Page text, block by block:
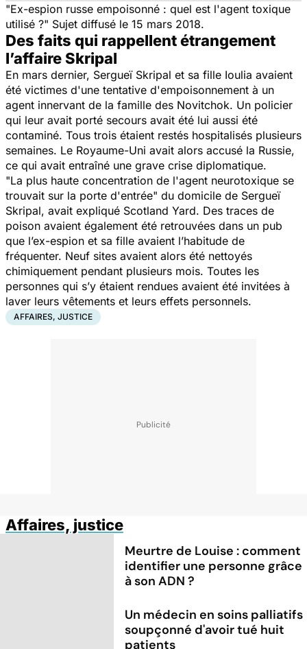
"Ex-espion russe empoisonné : quel est l'agent toxique
utilisé ?" Sujet diffusé le 15 mars 2018.
Des faits qui rappellent étrangement
l’affaire Skripal
En mars dernier, Sergueï Skripal et sa fille Ioulia avaient
été victimes d'une tentative d'empoisonnement à un
agent innervant de la famille des Novitchok. Un policier
qui leur avait porté secours avait été lui aussi été
contaminé. Tous trois étaient restés hospitalisés plusieurs
semaines. Le Royaume-Uni avait alors accusé la Russie,
ce qui avait entraîné une grave crise diplomatique.
"La plus haute concentration de l'agent neurotoxique se
trouvait sur la porte d'entrée" du domicile de Sergueï
Skripal, avait expliqué Scotland Yard. Des traces de
poison avaient également été retrouvées dans un pub
que l’ex-espion et sa fille avaient l’habitude de
fréquenter. Neuf sites avaient alors été nettoyés
chimiquement pendant plusieurs mois. Toutes les
personnes qui s’y étaient rendues avaient été invitées à
laver leurs vêtements et leurs effets personnels.
AFFAIRES, JUSTICE
Affaires, justice
Meurtre de Louise : comment
identifier une personne grâce
à son ADN ?
Un médecin en soins palliatifs
soupçonné d'avoir tué huit
patients